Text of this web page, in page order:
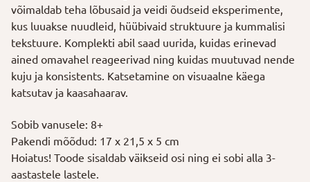
võimaldab teha lõbusaid ja veidi õudseid eksperimente,
kus luuakse nuudleid, hüübivaid struktuure ja kummalisi
tekstuure. Komplekti abil saad uurida, kuidas erinevad
ained omavahel reageerivad ning kuidas muutuvad nende
kuju ja konsistents. Katsetamine on visuaalne käega
katsutav ja kaasahaarav.
Sobib vanusele: 8+
Pakendi mõõdud: 17 x 21,5 x 5 cm
Hoiatus! Toode sisaldab väikseid osi ning ei sobi alla 3-
aastastele lastele.